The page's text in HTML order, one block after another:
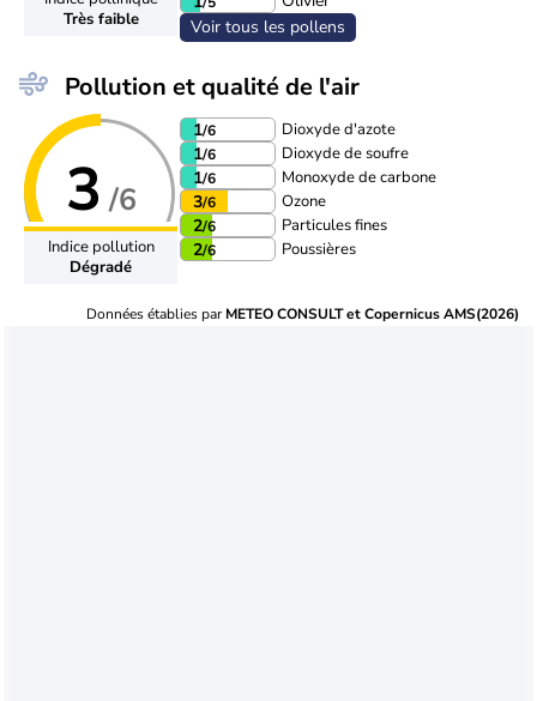
Très faible
Voir tous les pollens
Pollution et qualité de l'air
3 /6
Indice pollution
Dégradé
1/6 Dioxyde d'azote
1/6 Dioxyde de soufre
1/6 Monoxyde de carbone
3/6 Ozone
2/6 Particules fines
2/6 Poussières
Données établies parMETEO CONSULT et Copernicus AMS(2026)